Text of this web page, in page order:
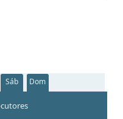
Sáb Dom